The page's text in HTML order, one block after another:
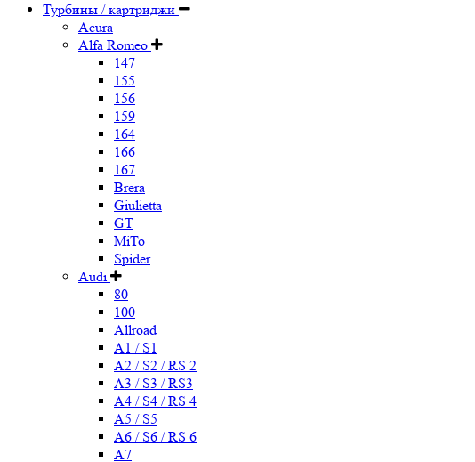
Турбины / картриджи
Acura
Alfa Romeo
147
155
156
159
164
166
167
Brera
Giulietta
GT
MiTo
Spider
Audi
80
100
Allroad
A1 / S1
A2 / S2 / RS 2
A3 / S3 / RS3
A4 / S4 / RS 4
A5 / S5
A6 / S6 / RS 6
A7